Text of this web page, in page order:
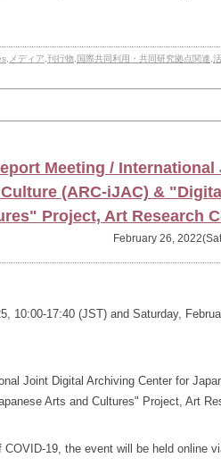
, メディア,刊行物, 国際共同利用・共同研究拠点関連,
Meeting /
(ARC-iJAC) &
Project, Art Research
February 26,
10:00-17:40 (JST) and Saturday,
Joint Digital Archiving Center for
Arts and Cultures" Project, Art
COVID-19, the event will be held online